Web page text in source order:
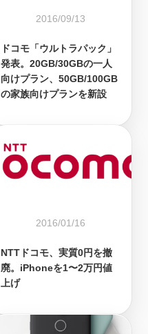
2016/09/13
ドコモ「ウルトラパック」
発表。20GB/30GBの一人
向けプラン、50GB/100GB
の家族向けプランを新設
2016/01/16
NTTドコモ、実質0円を撤
廃。iPhoneを1〜2万円値
上げ